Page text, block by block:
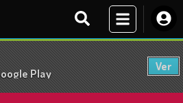
Play
Ver